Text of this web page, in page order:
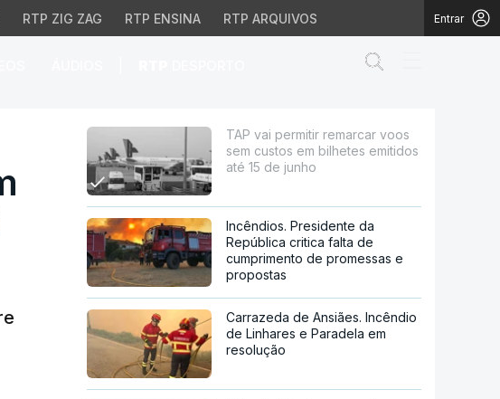
RTP ZIG ZAG RTP ENSINA RTP ARQUIVOS Entrar
em bilhetes emitidos
TAP vai permitir remarcar voos
sem custos em bilhetes emitidos
até 15 de junho
Incêndios. Presidente da
República critica falta de
cumprimento de promessas e
propostas
Carrazeda de Ansiães. Incêndio
de Linhares e Paradela em
resolução